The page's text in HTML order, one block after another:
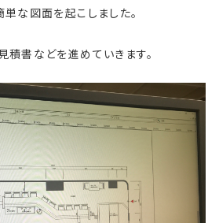
な図面を起こしました。
書などを進めていきます。